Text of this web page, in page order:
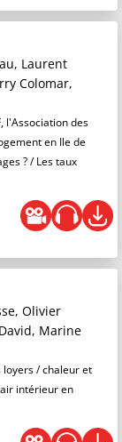
Laurent
Colomar,
l'Association des
en Ile de
? / Les taux
Olivier
Marine
loyers / chaleur et
intérieur en